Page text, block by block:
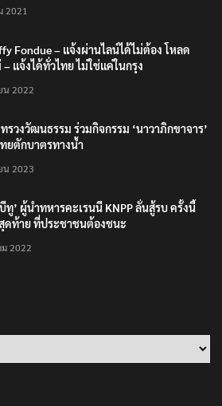
2021
Fondue – แจ้งผ่านไลน์ได้ไม่ต้อง โหลด
แจ้งได้ทั่วไทย ไม่ใช่แค่ในกรุง
น 2022
รวงวัฒนธรรม ร่วมกิจกรรม ‘นาวาภิกขาจาร’
ยตักบาตรทางน้ำ
น 2023
ทู’ ผู้นำทหารคะเรนนี KNPP ลั่นสู้รบ ครั้งนี้
ดท้าย ที่ประชาชนต้องชนะ
2022